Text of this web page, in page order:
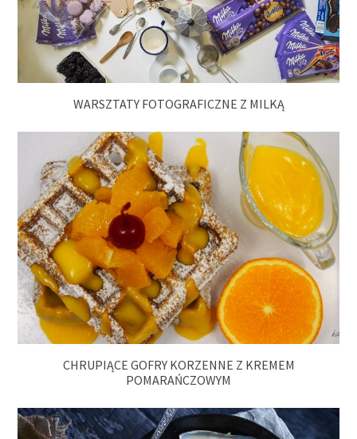
WARSZTATY FOTOGRAFICZNE Z MILKĄ
CHRUPIĄCE GOFRY KORZENNE Z KREMEM
POMARAŃCZOWYM